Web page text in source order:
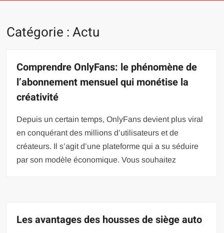
Catégorie :Actu
Comprendre OnlyFans: le phénomène de
l’abonnement mensuel qui monétise la
créativité
Depuis un certain temps, OnlyFans devient plus viral
en conquérant des millions d’utilisateurs et de
créateurs. Il s’agit d’une plateforme qui a su séduire
par son modèle économique. Vous souhaitez
Les avantages des housses de siège auto